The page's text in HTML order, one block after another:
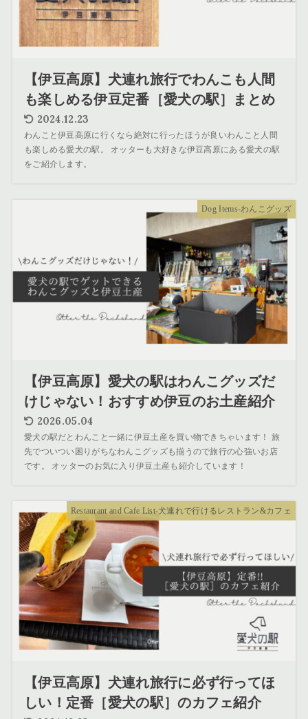
【伊豆高原】犬連れ旅行でわんこも人間
も楽しめる伊豆定番［愛犬の駅］まとめ
2024.12.23
わんこと伊豆高原に行くなら絶対に行ったほうが良いわんこと人間
も楽しめる愛犬の駅。 オッターも大好きな伊豆高原にある愛犬の駅
をご紹介します。
Dog Items-わんこグッズ
【伊豆高原】愛犬の駅はわんこグッズだ
けじゃない！おすすめ伊豆のお土産紹介
2026.05.04
愛犬の駅だとわんこと一緒に伊豆土産を買い物できちゃいます！ 旅
先でついつい困りがちなわんこグッズも揃うので旅行の心強いお店
です。 オッターのお気に入り伊豆土産も紹介しています！
Restaurant and Cafe List-犬連れで行けるレストラン&カフェ
【伊豆高原】犬連れ旅行に必ず行ってほ
しい！定番［愛犬の駅］のカフェ紹介